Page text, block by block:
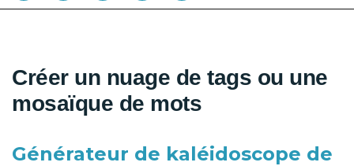
Créer un nuage de tags ou une
mosaïque de mots
Générateur de kaléidoscope de